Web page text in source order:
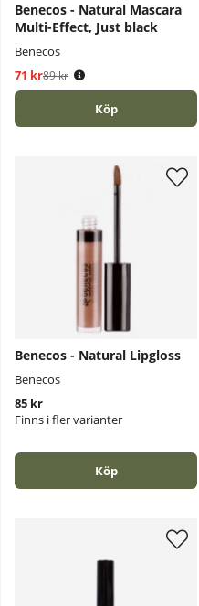
Benecos - Natural Mascara
Multi-Effect, Just black
Benecos
71 kr
Ordinarie pris:
89 kr
Köp
Benecos - Natural Lipgloss
Benecos
85 kr
Finns i fler varianter
Köp